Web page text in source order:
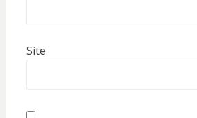
Site